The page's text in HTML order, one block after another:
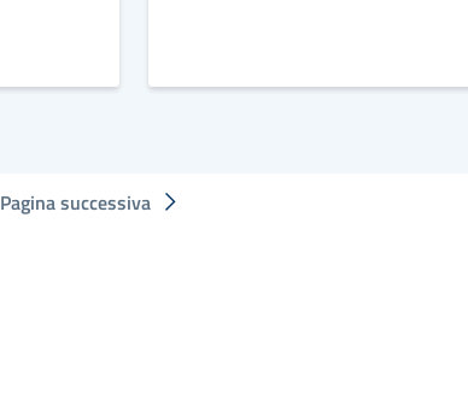
Pagina successiva